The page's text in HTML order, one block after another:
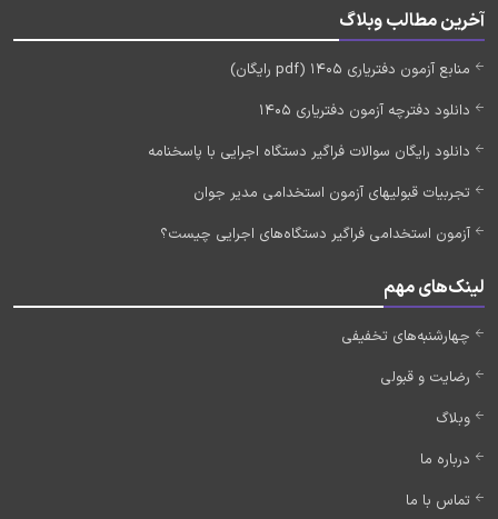
آخرین مطالب وبلاگ
منابع آزمون دفتریاری 1405 (pdf رایگان)
دانلود دفترچه آزمون دفتریاری 1405
دانلود رایگان سوالات فراگیر دستگاه اجرایی با پاسخنامه
تجربیات قبولیهای آزمون استخدامی مدیر جوان
آزمون استخدامی فراگیر دستگاه‌های اجرایی چیست؟
لینک‌های مهم
چهارشنبه‌های تخفیفی
رضایت و قبولی
وبلاگ
درباره ما
تماس با ما